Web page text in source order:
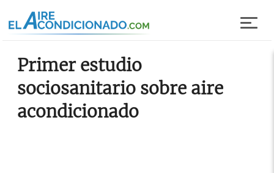
Primer estudio
sociosanitario sobre aire
acondicionado